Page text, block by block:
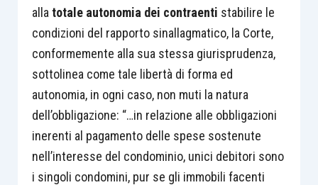
alla totale autonomia dei contraenti stabilire le
condizioni del rapporto sinallagmatico, la Corte,
conformemente alla sua stessa giurisprudenza,
sottolinea come tale libertà di forma ed
autonomia, in ogni caso, non muti la natura
dell’obbligazione: “…in relazione alle obbligazioni
inerenti al pagamento delle spese sostenute
nell’interesse del condominio, unici debitori sono
i singoli condomini, pur se gli immobili facenti